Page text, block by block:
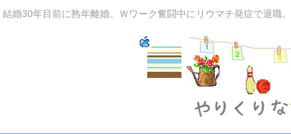
結婚30年目前に熟年離婚。Ｗワーク奮闘中にリウマチ発症で退職